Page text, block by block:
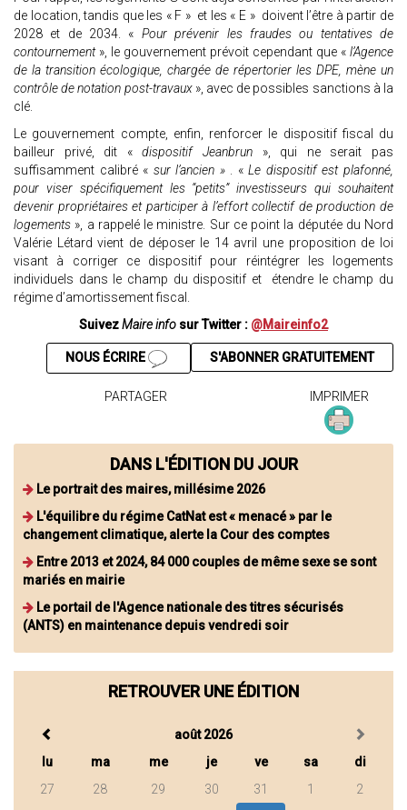
de location, tandis que les « F » et les « E » doivent l’être à partir de
2028 et de 2034. « Pour prévenir les fraudes ou tentatives de
contournement », le gouvernement prévoit cependant que « l’Agence
de la transition écologique, chargée de répertorier les DPE, mène un
contrôle de notation post-travaux », avec de possibles sanctions à la
clé.
Le gouvernement compte, enfin, renforcer le dispositif fiscal du
bailleur privé, dit «dispositif Jeanbrun », qui ne serait pas
suffisamment calibré « sur l’ancien » . «Le dispositif est plafonné,
pour viser spécifiquement les “petits” investisseurs qui souhaitent
devenir propriétaires et participer à l’effort collectif de production de
logements », a rappelé le ministre. Sur ce point la députée du Nord
Valérie Létard vient de déposer le 14 avril une proposition de loi
visant à corriger ce dispositif pour réintégrer les logements
individuels dans le champ du dispositif et étendre le champ du
régime d’amortissement fiscal.
SuivezMaire info sur Twitter : @Maireinfo2
S'ABONNER GRATUITEMENT
NOUS ÉCRIRE
PARTAGER IMPRIMER
DANS L'ÉDITION DU JOUR
Le portrait des maires, millésime 2026
L'équilibre du régime CatNat est « menacé » par le
changement climatique, alerte la Cour des comptes
Entre 2013 et 2024, 84 000 couples de même sexe se sont
mariés en mairie
Le portail de l'Agence nationale des titres sécurisés
(ANTS) en maintenance depuis vendredi soir
RETROUVER UNE ÉDITION
août 2026
lu
ma me je ve sa
di
27
28 29 30 31 1
2